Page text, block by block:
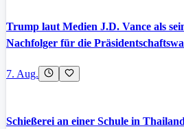
Trump laut Medien J.D. Vance als
Nachfolger für die
7. Aug.
Schießerei an einer Schule in